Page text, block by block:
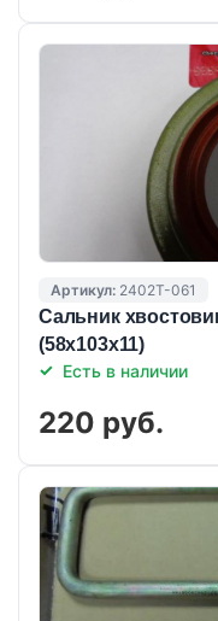
Артикул: 2402T-061
Сальник
(58х103х11)
Есть в наличии
220 руб.